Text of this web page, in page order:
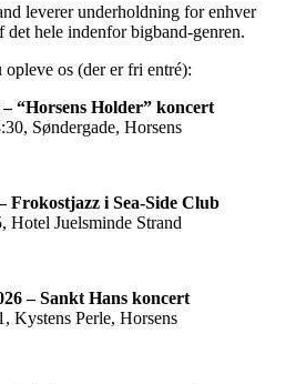
leverer underholdning for enhver
det hele indenfor bigband-genren.
opleve os (der er fri entré):
“Horsens Holder” koncert
Søndergade, Horsens
Frokostjazz i Sea-Side Club
Hotel Juelsminde Strand
– Sankt Hans koncert
Kystens Perle, Horsens